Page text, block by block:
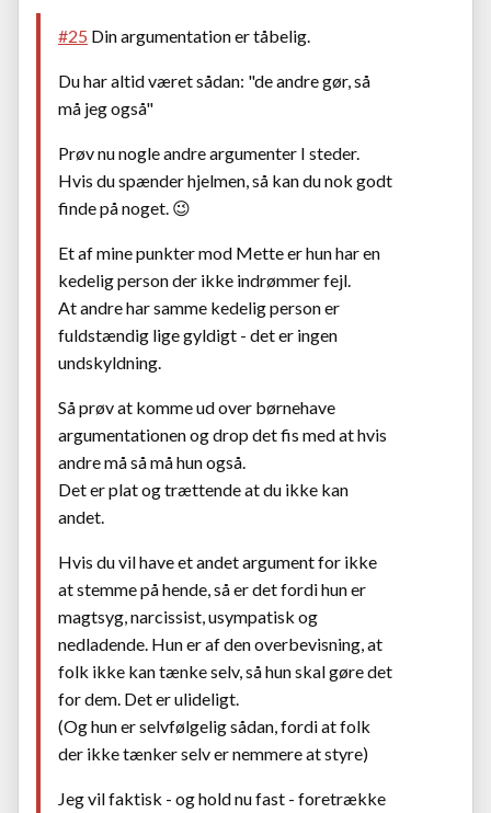
#25 Din argumentation er tåbelig.
Du har altid været sådan: "de andre gør, så
må jeg også"
Prøv nu nogle andre argumenter I steder.
Hvis du spænder hjelmen, så kan du nok godt
finde på noget. 😉
Et af mine punkter mod Mette er hun har en
kedelig person der ikke indrømmer fejl.
At andre har samme kedelig person er
fuldstændig lige gyldigt - det er ingen
undskyldning.
Så prøv at komme ud over børnehave
argumentationen og drop det fis med at hvis
andre må så må hun også.
Det er plat og trættende at du ikke kan
andet.
Hvis du vil have et andet argument for ikke
at stemme på hende, så er det fordi hun er
magtsyg, narcissist, usympatisk og
nedladende. Hun er af den overbevisning, at
folk ikke kan tænke selv, så hun skal gøre det
for dem. Det er ulideligt.
(Og hun er selvfølgelig sådan, fordi at folk
der ikke tænker selv er nemmere at styre)
Jeg vil faktisk - og hold nu fast - foretrække